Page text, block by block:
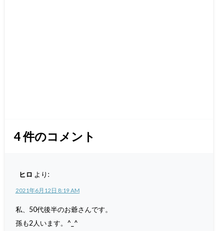
4件のコメント
ヒロ より:
2021年6月12日 8:19 AM
私、50代後半のお爺さんです。
孫も2人います。^_^